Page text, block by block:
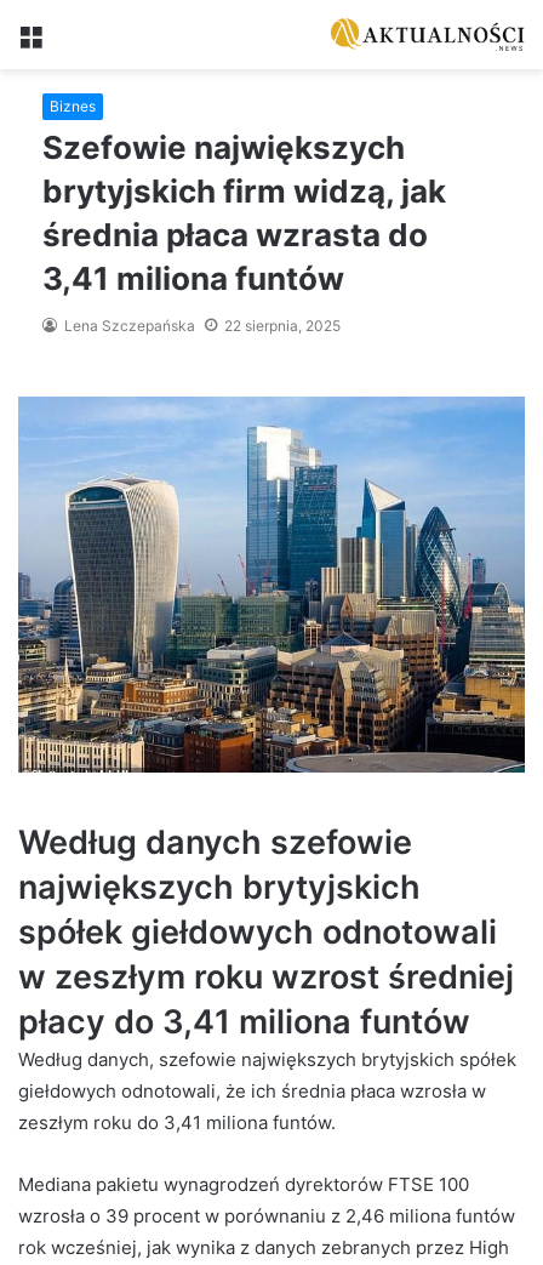
Menu
Biznes
Szefowie największych
brytyjskich firm widzą, jak
średnia płaca wzrasta do
3,41 miliona funtów
Lena Szczepańska 22 sierpnia, 2025
Według danych szefowie
największych brytyjskich
spółek giełdowych odnotowali
w zeszłym roku wzrost średniej
płacy do 3,41 miliona funtów
Według danych, szefowie największych brytyjskich spółek
giełdowych odnotowali, że ich średnia płaca wzrosła w
zeszłym roku do 3,41 miliona funtów.
Mediana pakietu wynagrodzeń dyrektorów FTSE 100
wzrosła o 39 procent w porównaniu z 2,46 miliona funtów
rok wcześniej, jak wynika z danych zebranych przez High